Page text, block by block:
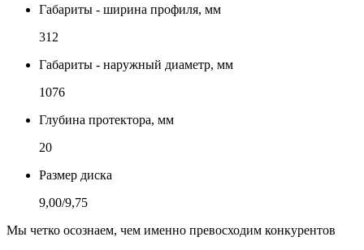
Габариты - ширина профиля, мм
312
Габариты - наружный диаметр, мм
1076
Глубина протектора, мм
20
Размер диска
9,00/9,75
Мы четко осознаем, чем именно превосходим конкурентов